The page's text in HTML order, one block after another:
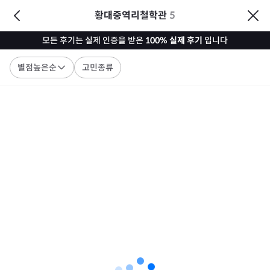
황대중역리철학관 5
모든 후기는 실제 인증을 받은 100% 실제 후기 입니다
별점높은순 고민종류